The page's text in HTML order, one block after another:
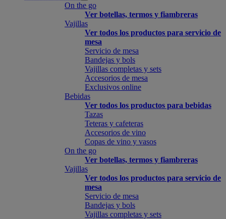
On the go
Ver botellas, termos y fiambreras
Vajillas
Ver todos los productos para servicio de
mesa
Servicio de mesa
Bandejas y bols
Vajillas completas y sets
Accesorios de mesa
Exclusivos online
Bebidas
Ver todos los productos para bebidas
Tazas
Teteras y cafeteras
Accesorios de vino
Copas de vino y vasos
On the go
Ver botellas, termos y fiambreras
Vajillas
Ver todos los productos para servicio de
mesa
Servicio de mesa
Bandejas y bols
Vajillas completas y sets